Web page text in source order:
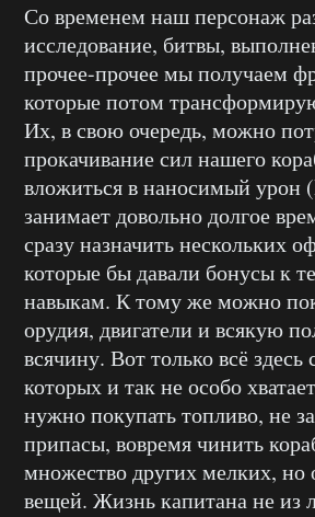
Со временем наш персонаж
исследование, битвы,
прочее-прочее мы получаем
которые потом
Их, в свою очередь, можно
прокачивание сил нашего
вложиться в наносимый урон
занимает довольно долгое
сразу назначить нескольких
которые бы давали бонусы к
навыкам. К тому же можно
орудия, двигатели и всякую
всячину. Вот только всё здесь
которых и так не особо
нужно покупать топливо, не
припасы, вовремя чинить
множество других мелких, но
вещей. Жизнь капитана не из